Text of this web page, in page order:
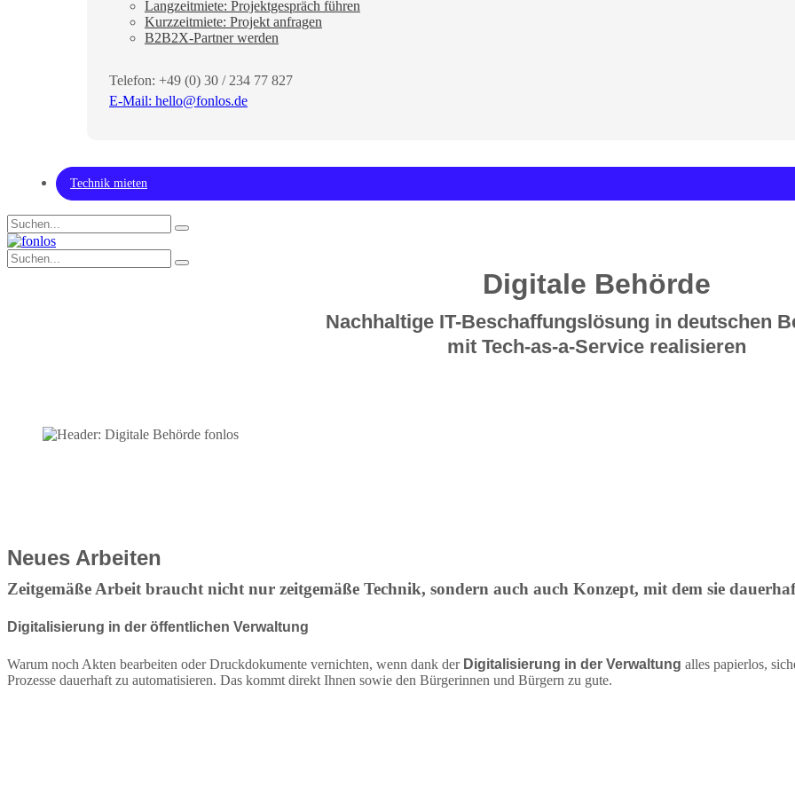
Langzeitmiete: Projektgespräch führen
Kurzzeitmiete: Projekt anfragen
B2B2X-Partner werden
Telefon: +49 (0) 30 / 234 77 827
E-Mail: hello@fonlos.de
Technik mieten
Digitale Behörde
Nachhaltige IT-Beschaffungslösung in deutschen
mit Tech-as-a-Service realisieren
Neues Arbeiten
Zeitgemäße Arbeit braucht nicht nur zeitgemäße Technik, sondern auch auch Konzept, mit dem sie
Digitalisierung in der öffentlichen Verwaltung
Warum noch Akten bearbeiten oder Druckdokumente vernichten, wenn dank der Digitalisierung in der Verwaltung alles papierlos,
Prozesse dauerhaft zu automatisieren. Das kommt direkt Ihnen sowie den Bürgerinnen und Bürgern zu gute.